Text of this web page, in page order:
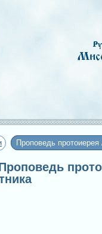
Проповедь